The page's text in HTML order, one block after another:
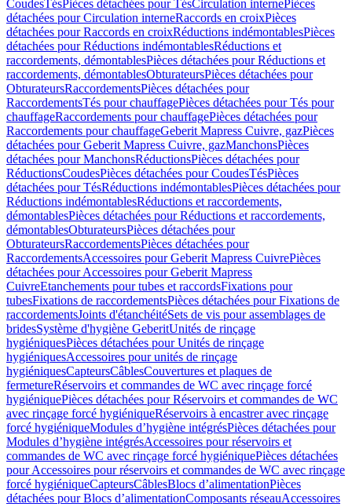
CoudesTésPièces détachées pour TésCirculation internePièces
détachées pour Circulation interneRaccords en croixPièces
détachées pour Raccords en croixRéductions indémontablesPièces
détachées pour Réductions indémontablesRéductions et
raccordements, démontablesPièces détachées pour Réductions et
raccordements, démontablesObturateursPièces détachées pour
ObturateursRaccordementsPièces détachées pour
RaccordementsTés pour chauffagePièces détachées pour Tés pour
chauffageRaccordements pour chauffagePièces détachées pour
Raccordements pour chauffageGeberit Mapress Cuivre, gazPièces
détachées pour Geberit Mapress Cuivre, gazManchonsPièces
détachées pour ManchonsRéductionsPièces détachées pour
RéductionsCoudesPièces détachées pour CoudesTésPièces
détachées pour TésRéductions indémontablesPièces détachées pour
Réductions indémontablesRéductions et raccordements,
démontablesPièces détachées pour Réductions et raccordements,
démontablesObturateursPièces détachées pour
ObturateursRaccordementsPièces détachées pour
RaccordementsAccessoires pour Geberit Mapress CuivrePièces
détachées pour Accessoires pour Geberit Mapress
CuivreEtanchements pour tubes et raccordsFixations pour
tubesFixations de raccordementsPièces détachées pour Fixations de
raccordementsJoints d'étanchéitéSets de vis pour assemblages de
bridesSystème d'hygiène GeberitUnités de rinçage
hygiéniquesPièces détachées pour Unités de rinçage
hygiéniquesAccessoires pour unités de rinçage
hygiéniquesCapteursCâblesCouvertures et plaques de
fermetureRéservoirs et commandes de WC avec rinçage forcé
hygiéniquePièces détachées pour Réservoirs et commandes de WC
avec rinçage forcé hygiéniqueRéservoirs à encastrer avec rinçage
forcé hygiéniqueModules d’hygiène intégrésPièces détachées pour
Modules d’hygiène intégrésAccessoires pour réservoirs et
commandes de WC avec rinçage forcé hygiéniquePièces détachées
pour Accessoires pour réservoirs et commandes de WC avec rinçage
forcé hygiéniqueCapteursCâblesBlocs d’alimentationPièces
détachées pour Blocs d’alimentationComposants réseauAccessoires